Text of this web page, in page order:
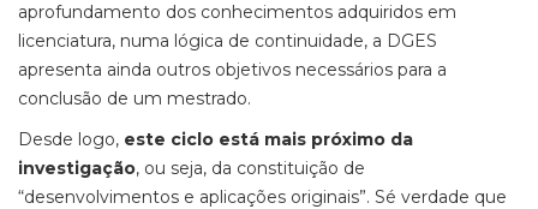
aprofundamento dos conhecimentos adquiridos em
licenciatura, numa lógica de continuidade, a DGES
apresenta ainda outros objetivos necessários para a
conclusão de um mestrado.
Desde logo, este ciclo está mais próximo da
investigação, ou seja, da constituição de
“desenvolvimentos e aplicações originais”. Sé verdade que